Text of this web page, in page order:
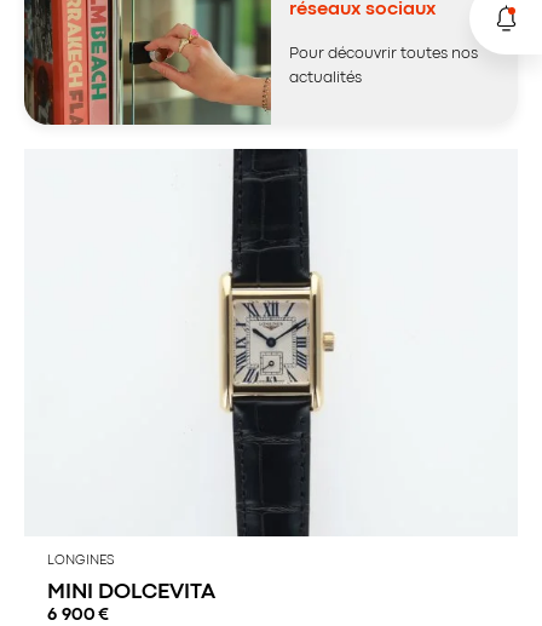
réseaux sociaux
Pour découvrir toutes nos
actualités
LONGINES
MINI DOLCEVITA
6 900 €